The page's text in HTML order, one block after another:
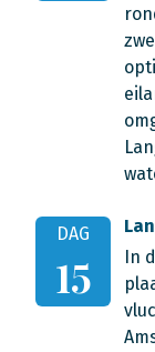
DAG
15
In